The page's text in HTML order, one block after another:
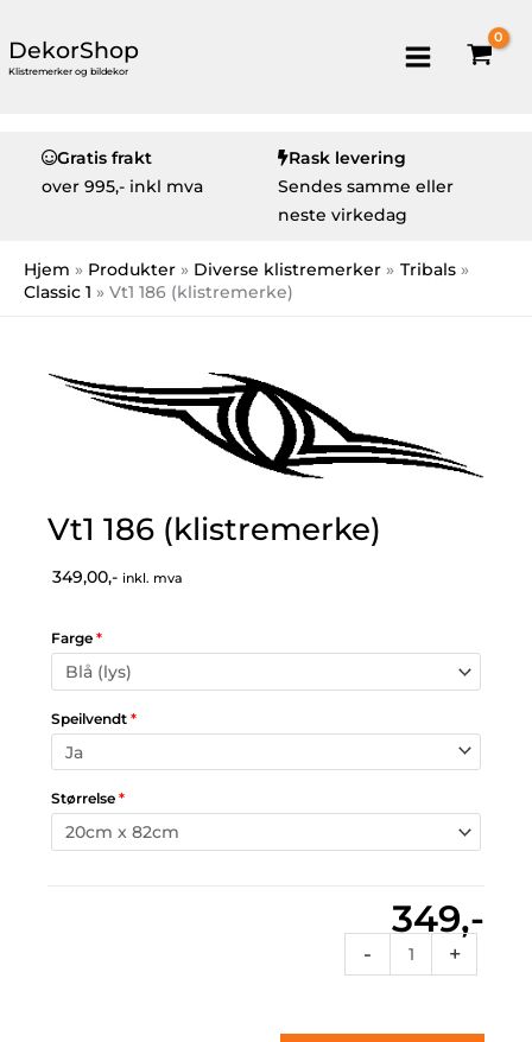
DekorShop
Klistremerker og bildekor
Gratis frakt
over 995,- inkl mva
Rask levering
Sendes samme eller
neste virkedag
Hjem Produkter Diverse klistremerker
Tribals
Classic 1
Vt1 186 (klistremerke)
Vt1 186 (klistremerke)
349,00,- inkl. mva
Farge *
Speilvendt *
Størrelse *
349,-
-
186
antall
+